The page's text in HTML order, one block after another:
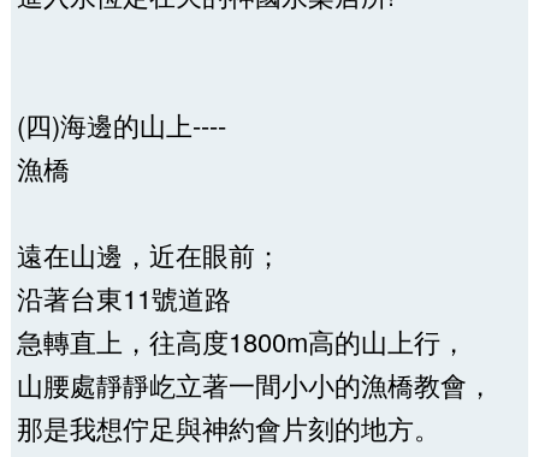
(四)海邊的山上----
漁橋
遠在山邊，近在眼前；
沿著台東11號道路
急轉直上，往高度1800m高的山上行，
山腰處靜靜屹立著一間小小的漁橋教會，
那是我想佇足與神約會片刻的地方。